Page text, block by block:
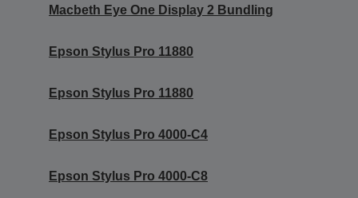
Macbeth Eye One Display 2 Bundling
Epson Stylus Pro 11880
Epson Stylus Pro 11880
Epson Stylus Pro 4000-C4
Epson Stylus Pro 4000-C8